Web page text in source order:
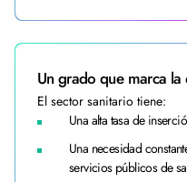
Un grado que marca la
El sector sanitario tiene:
Una alta tasa de
Una necesidad
servicios públicos de